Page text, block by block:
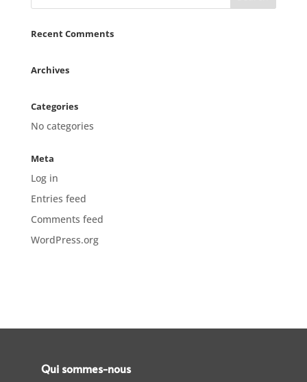
Recent Comments
Archives
Categories
No categories
Meta
Log in
Entries feed
Comments feed
WordPress.org
Qui sommes-nous